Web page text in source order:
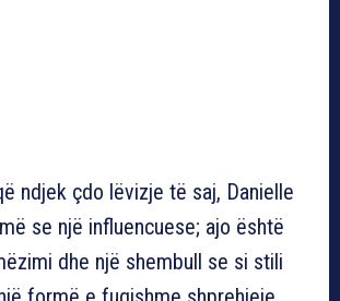
ndjek çdo lëvizje të saj, Danielle
se një influencuese; ajo është
dhe një shembull se si stili